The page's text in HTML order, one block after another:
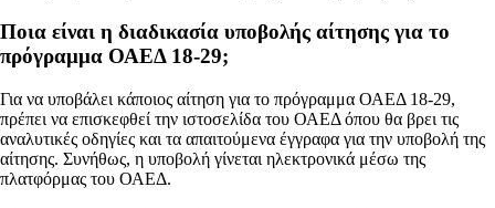
Ποια είναι η διαδικασία υποβολής αίτησης για το
πρόγραμμα ΟΑΕΔ 18-29;
Για να υποβάλει κάποιος αίτηση για το πρόγραμμα ΟΑΕΔ 18-29,
πρέπει να επισκεφθεί την ιστοσελίδα του ΟΑΕΔ όπου θα βρει τις
αναλυτικές οδηγίες και τα απαιτούμενα έγγραφα για την υποβολή της
αίτησης. Συνήθως, η υποβολή γίνεται ηλεκτρονικά μέσω της
πλατφόρμας του ΟΑΕΔ.